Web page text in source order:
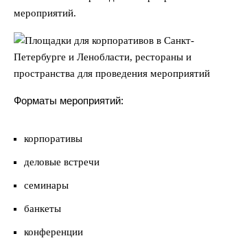
мероприятий.
Форматы мероприятий:
корпоративы
деловые встречи
семинары
банкеты
конференции